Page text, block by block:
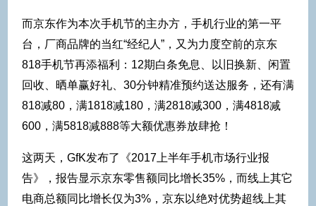
而京东作为本次手机节的主办方，手机行业的第一平
台，厂商品牌的当红“经纪人”，又为力度空前的京东
818手机节再添福利：12期白条免息、以旧换新、闲置
回收、晒单赢好礼、30分钟精准预约送达服务，还有满
818减80，满1818减180，满2818减300，满4818减
600，满5818减888等大额优惠券放肆抢！
这两天，GfK发布了《2017上半年手机市场行业报
告》，报告显示京东零售额同比增长35%，而线上其它
电商总额同比增长仅为3%，京东以绝对优势超线上其